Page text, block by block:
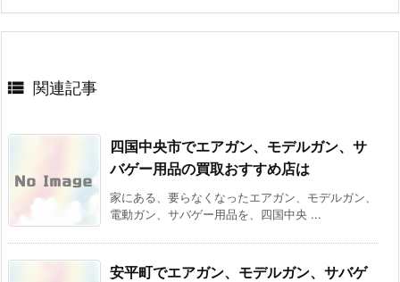
 関連記事
四国中央市でエアガン、モデルガン、サ
バゲー用品の買取おすすめ店は
家にある、要らなくなったエアガン、モデルガン、
電動ガン、サバゲー用品を、四国中央 ...
安平町でエアガン、モデルガン、サバゲ